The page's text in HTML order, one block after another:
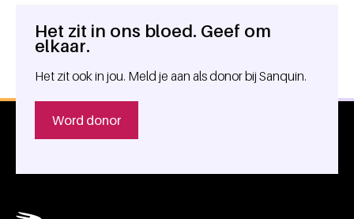
Algemene informatie
Het zit in ons bloed. Geef om
elkaar.
Het zit ook in jou. Meld je aan als donor bij Sanquin.
Word donor